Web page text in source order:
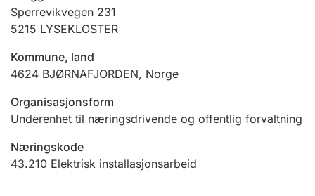
Jeger
Betaling og jegeravgiftskort
Ektepaktveileder
Sperrevikvegen 231
5215 LYSEKLOSTER
Kommune, land
4624 BJØRNAFJORDEN, Norge
Organisasjonsform
Underenhet til næringsdrivende og offentlig forvaltning
Næringskode
43.210 Elektrisk installasjonsarbeid